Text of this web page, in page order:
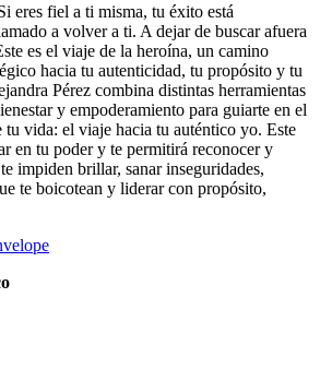
eres fiel a ti misma, tu éxito está
a volver a ti. A dejar de buscar afuera
es el viaje de la heroína, un camino
hacia tu autenticidad, tu propósito y tu
Pérez combina distintas herramientas
y empoderamiento para guiarte en el
tu vida: el viaje hacia tu auténtico yo. Este
en tu poder y te permitirá reconocer y
impiden brillar, sanar inseguridades,
te boicotean y liderar con propósito,